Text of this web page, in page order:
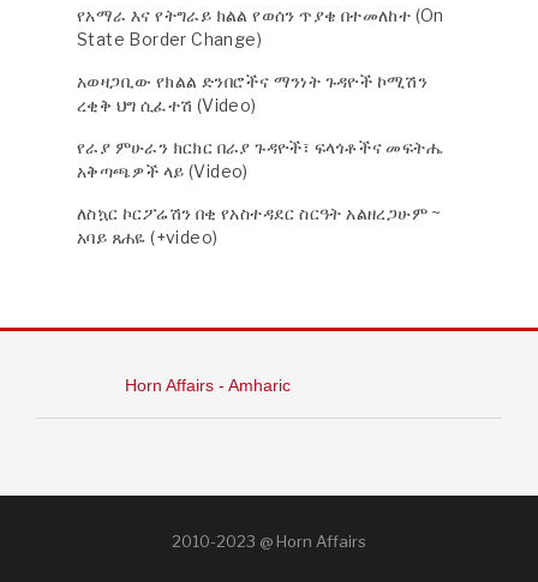
የአማራ እና የትግራይ ክልል የወሰን ጥያቄ በተመለከተ (On
State Border Change)
አወዛጋቢው የክልል ድንበሮችና ማንነት ጉዳዮች ኮሚሽን
ረቂቅ ህግ ሲፈተሽ (Video)
የራያ ምሁራን ክርክር በራያ ጉዳዮች፣ ፍላጎቶችና መፍትሔ
አቅጣጫዎች ላይ (Video)
ለስኳር ኮርፖሬሽን በቂ የአስተዳደር ስርዓት አልዘረጋሁም ~
አባይ ጸሐዬ (+video)
Horn Affairs - Amharic
2010-2023 @ Horn Affairs